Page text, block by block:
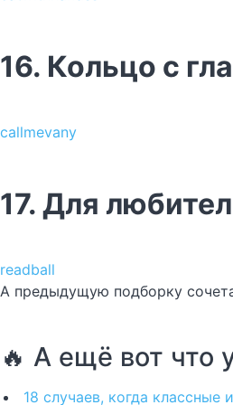
16. Кольцо с
callmevany
17. Для
readball
А предыдущую подборку
🔥 А ещё вот что
18 случаев, когда